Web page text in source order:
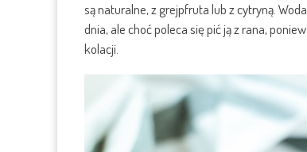
są naturalne, z grejpfruta lub z cytryną.
dnia, ale choć poleca się pić ją z rana,
kolacji.